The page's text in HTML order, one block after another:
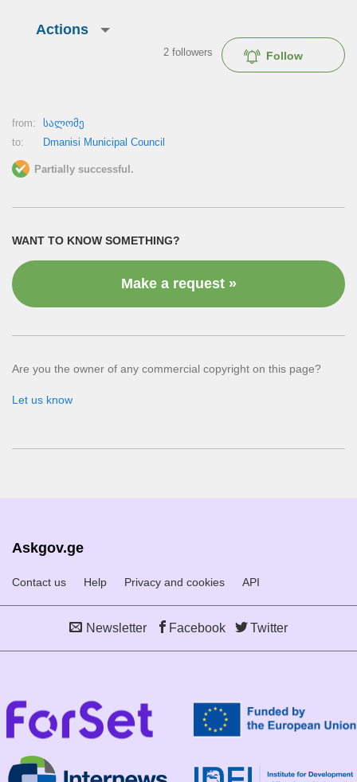
Actions
Follow
2 followers
from:
სალომე
to:
Dmanisi Municipal Council
Partially successful.
WANT TO KNOW SOMETHING?
Make a request »
Are you the owner of any commercial copyright on this page?
Let us know
Askgov.ge
Contact us Help Privacy and cookies API
Newsletter Facebook Twitter